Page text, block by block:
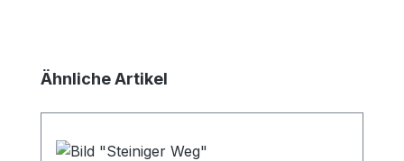
Produktgalerie überspringen
Ähnliche Artikel